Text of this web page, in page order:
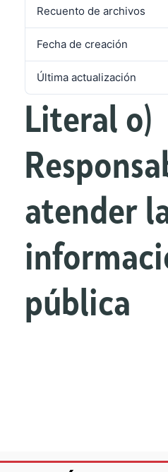
Recuento de archivos
Fecha de creación
Última actualización
Literal o)
atender
pública